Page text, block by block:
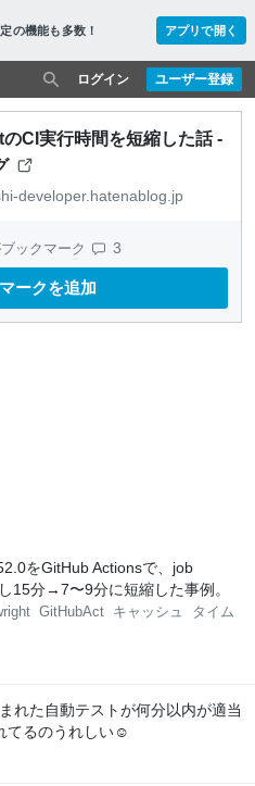
の機能も多数！ アプリで開く
ユーザー登録
ログイン
CI実行時間を短縮した話 -
developer.hatenablog.jp
ックマーク 3
ークを追加
をGitHub Actionsで、job
15分→7〜9分に短縮した事例。
GitHubAct キャッシュ
タイム
れた自動テストが何分以内が適当
てるのうれしい☺